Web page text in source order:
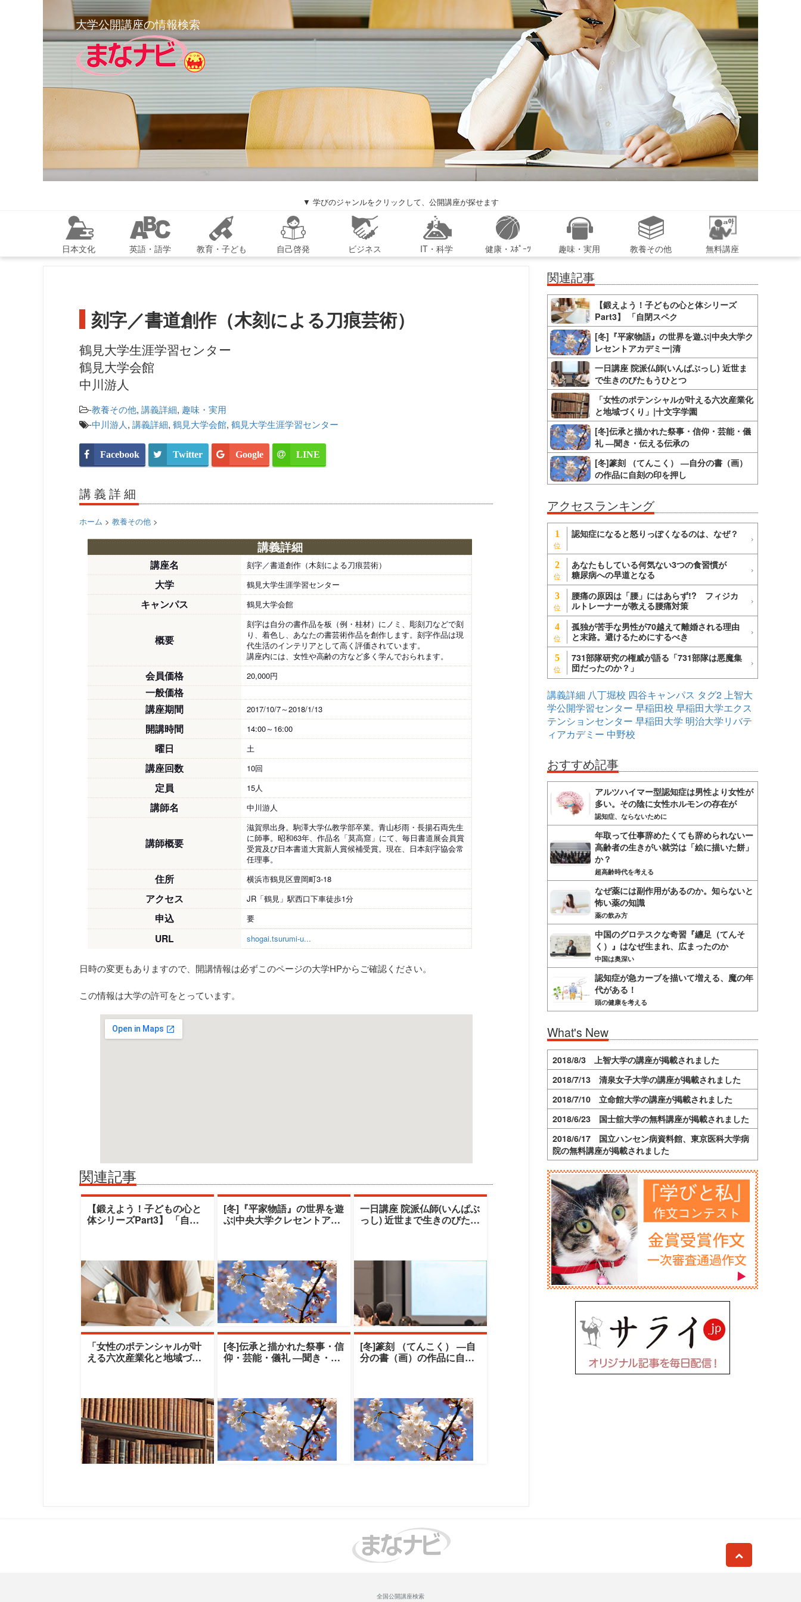
大学公開講座の情報検索
▼ 学びのジャンルをクリックして、公開講座が探せます
日本文化 英語・語学 教育・子ども 自己啓発 ビジネス IT・科学 健康・ｽﾎﾟｰﾂ 趣味・実用 教養その他 無料講座
刻字／書道創作（木刻による刀痕芸術）
鶴見大学生涯学習センター
鶴見大学会館
中川游人
-教養その他, 講義詳細, 趣味・実用
-中川游人, 講義詳細, 鶴見大学会館, 鶴見大学生涯学習センター
Facebook Twitter Google LINE
講義詳細
ホーム > 教養その他 >
講義詳細
講座名 刻字／書道創作（木刻による刀痕芸術）
大学 鶴見大学生涯学習センター
キャンパス 鶴見大学会館
概要
刻字は自分の書作品を板（例・桂材）にノミ、彫刻刀などで刻
り、着色し、あなたの書芸術作品を創作します。刻字作品は現
代生活のインテリアとして高く評価されています。
講座内には、女性や高齢の方など多く学んでおられます。
会員価格 20,000円
一般価格
講座期間
2017/10/7～2018/1/13
開講時間 14:00～16:00
曜日 土
講座回数 10回
定員 15人
講師名 中川游人
講師概要
滋賀県出身。駒澤大学仏教学部卒業。青山杉雨・長揚石両先生
に師事。昭和63年、作品名「莫高窟」にて、毎日書道展会員賞
受賞及び日本書道大賞新人賞候補受賞。現在、日本刻字協会常
任理事。
住所 横浜市鶴見区豊岡町3-18
アクセス JR「鶴見」駅西口下車徒歩1分
申込 要
URL shogai.tsurumi-u...
日時の変更もありますので、開講情報は必ずこのページの大学HPからご確認ください。
この情報は大学の許可をとっています。
関連記事
【鍛えよう！子どもの心と
体シリーズPart3】 「自閉
[冬]『平家物語』の世界を遊
ぶ|中央大学クレセントアカ
一日講座 院派仏師(いんぱぶ
っし) 近世まで生きのびたも
「女性のポテンシャルが叶
える六次産業化と地域づく
[冬]伝承と描かれた祭事・信
仰・芸能・儀礼 ―聞き・伝
[冬]篆刻 （てんこく） ―自
分の書（画）の作品に自刻
関連記事
【鍛えよう！子どもの心と体シリーズ
Part3】 「自閉スペク
[冬]『平家物語』の世界を遊ぶ|中央大学ク
レセントアカデミー|清
一日講座 院派仏師(いんぱぶっし) 近世ま
で生きのびたもうひとつ
「女性のポテンシャルが叶える六次産業化
と地域づくり」|十文字学園
[冬]伝承と描かれた祭事・信仰・芸能・儀
礼 ―聞き・伝える伝承の
[冬]篆刻 （てんこく） ―自分の書（画）
の作品に自刻の印を押し
アクセスランキング
1 認知症になると怒りっぽくなるのは、なぜ？
2
あなたもしている何気ない3つの食習慣が
糖尿病への早道となる
3
腰痛の原因は「腰」にはあらず!? フィジカ
ルトレーナーが教える腰痛対策
4
孤独が苦手な男性が70越えて離婚される理由
と末路。避けるためにするべき
5
731部隊研究の権威が語る「731部隊は悪魔集
団だったのか？」
講義詳細 八丁堀校 四谷キャンパス タグ2上智大
学公開学習センター 早稲田校 早稲田大学エクス
テンションセンター 早稲田大学 明治大学リバテ
ィアカデミー 中野校
おすすめ記事
アルツハイマー型認知症は男性より女性が
多い。その陰に女性ホルモンの存在が
認知症、ならないために
年取って仕事辞めたくても辞められないー
高齢者の生きがい就労は「絵に描いた餅」
か？
超高齢時代を考える
なぜ薬には副作用があるのか。知らないと
怖い薬の知識
薬の飲み方
中国のグロテスクな奇習『纏足（てんそ
く）』はなぜ生まれ、広まったのか
中国は奥深い
認知症が急カーブを描いて増える、魔の年
代がある！
頭の健康を考える
What's New
2018/8/3 上智大学の講座が掲載されました
2018/7/13 清泉女子大学の講座が掲載されました
2018/7/10 立命館大学の講座が掲載されました
2018/6/23 国士舘大学の無料講座が掲載されました
2018/6/17 国立ハンセン病資料館、東京医科大学病
院の無料講座が掲載されました
全国公開講座検索